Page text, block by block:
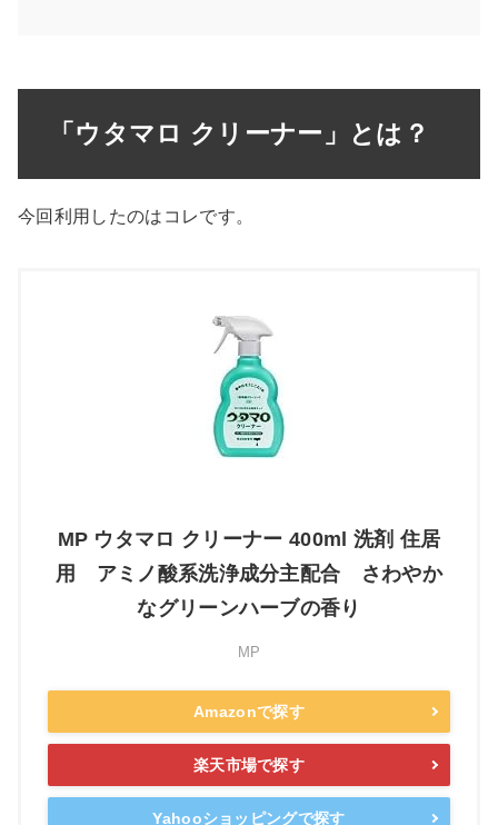
「ウタマロ クリーナー」とは？
今回利用したのはコレです。
MP ウタマロ クリーナー 400ml 洗剤 住居
用 アミノ酸系洗浄成分主配合 さわやか
なグリーンハーブの香り
MP
Amazonで探す
楽天市場で探す
Yahooショッピングで探す